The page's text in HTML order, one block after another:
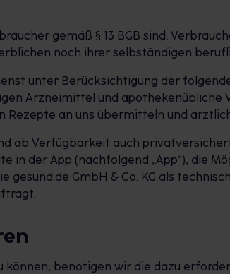
gemäß § 13 BGB sind.
noch ihrer selbständigen
unter Berücksichtigung der
Arzneimittel und apothekenübliche
Rezepte an uns übermitteln und
ab Verfügbarkeit auch
in der App (nachfolgend „App“), die
gesund.de GmbH & Co. KG als
können, benötigen wir die dazu